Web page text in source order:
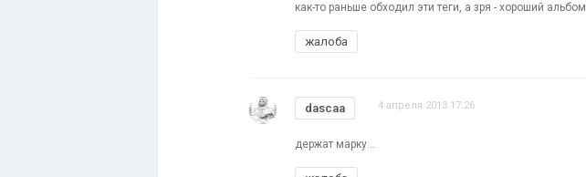
как-то раньше обходил эти теги, а зря - хороший альбом
жалоба
dascaa 4 апреля 2013 17:26
держат марку...